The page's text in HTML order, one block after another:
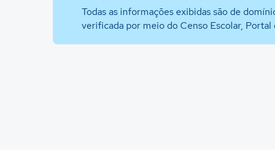
Todas as informações exibidas são de
verificada por meio do Censo Escolar,